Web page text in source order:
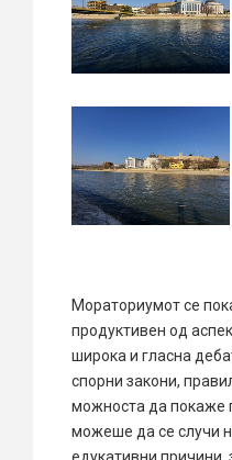
Мораториумот се
продуктивен од
широка и гласна
спорни закони,
можноста да покаже
можеше да се случи